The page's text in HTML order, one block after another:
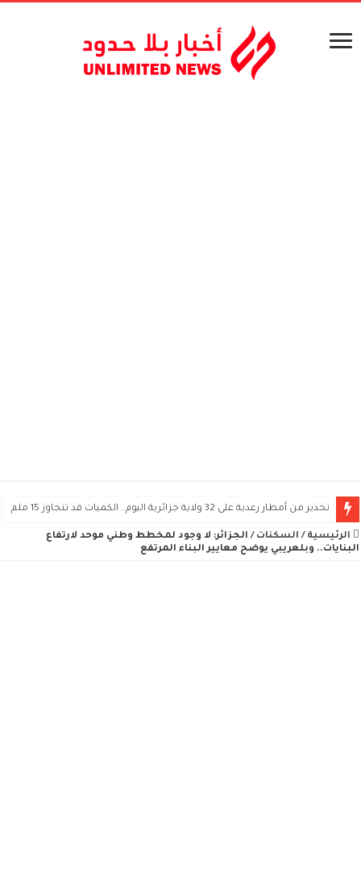
تحذير من أمطار رعدية على 32 ولاية جزائرية اليوم.. الكميات قد تتجاوز 15 ملم
الرئيسية / السكنات / الجزائر: لا وجود لمخطط وطني موحد لارتفاع
البنايات.. وبلعريبي يوضح معايير البناء المرتفع